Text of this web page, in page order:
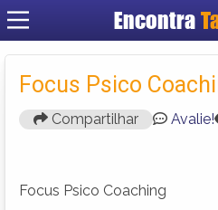
Encontra
Criar
Focus Psico
Compartilhar Avalie!
Focus Psico Coaching